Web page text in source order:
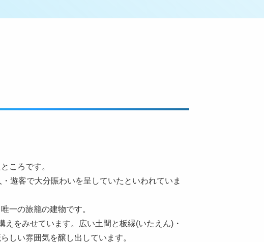
ころです。
遊客で大分賑わいを呈していたといわれていま
一の旅籠の建物です。
をみせています。広い土間と板縁(いたえん)・
しい雰囲気を醸し出しています。